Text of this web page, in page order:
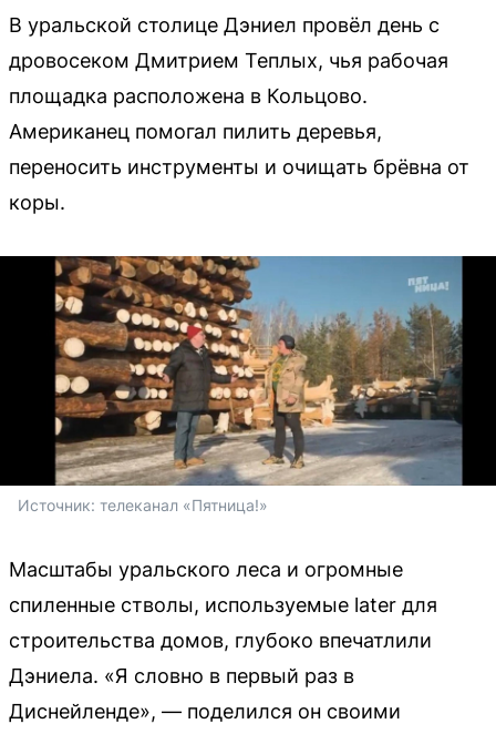
В уральской столице Дэниел провёл день с
дровосеком Дмитрием Теплых, чья рабочая
площадка расположена в Кольцово.
Американец помогал пилить деревья,
переносить инструменты и очищать брёвна от
коры.
Источник: телеканал «Пятница!»
Масштабы уральского леса и огромные
спиленные стволы, используемые later для
строительства домов, глубоко впечатлили
Дэниела. «Я словно в первый раз в
Диснейленде», — поделился он своими